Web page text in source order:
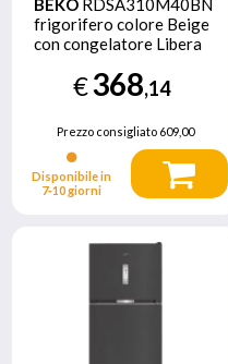
BEKO RDSA310M40BN
frigorifero colore Beige
con congelatore Libera
€368,14
Prezzo consigliato609,00
Disponibile in
7‑10 giorni